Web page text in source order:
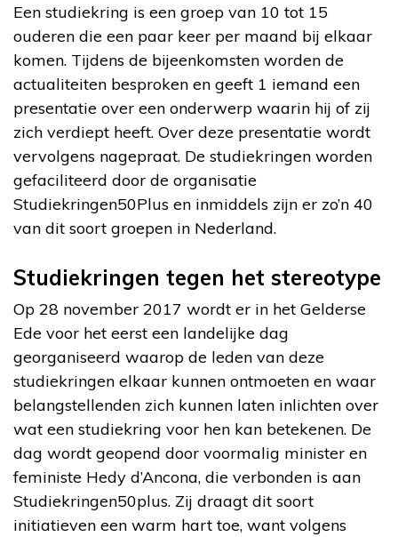
Een studiekring is een groep van 10 tot 15
ouderen die een paar keer per maand bij elkaar
komen. Tijdens de bijeenkomsten worden de
actualiteiten besproken en geeft 1 iemand een
presentatie over een onderwerp waarin hij of zij
zich verdiept heeft. Over deze presentatie wordt
vervolgens nagepraat. De studiekringen worden
gefaciliteerd door de organisatie
Studiekringen50Plus en inmiddels zijn er zo’n 40
van dit soort groepen in Nederland.
Studiekringen tegen het stereotype
Op 28 november 2017 wordt er in het Gelderse
Ede voor het eerst een landelijke dag
georganiseerd waarop de leden van deze
studiekringen elkaar kunnen ontmoeten en waar
belangstellenden zich kunnen laten inlichten over
wat een studiekring voor hen kan betekenen. De
dag wordt geopend door voormalig minister en
feministe Hedy d’Ancona, die verbonden is aan
Studiekringen50plus. Zij draagt dit soort
initiatieven een warm hart toe, want volgens